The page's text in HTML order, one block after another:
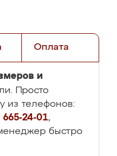
Оплата
и
Просто
из телефонов:
665-24-01,
быстро